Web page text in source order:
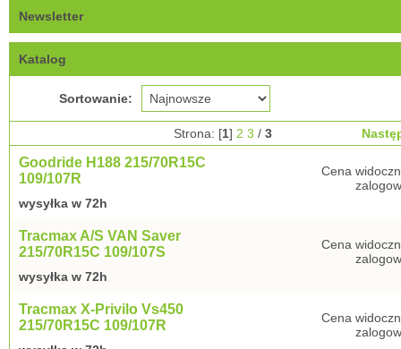
Newsletter
Katalog
Sortowanie:
Strona: [1] 2 3 / 3
Goodride H188 215/70R15C
109/107R
wysyłka w 72h
Cena
Tracmax A/S VAN Saver
215/70R15C 109/107S
wysyłka w 72h
Cena
Tracmax X-Privilo Vs450
215/70R15C 109/107R
Cena